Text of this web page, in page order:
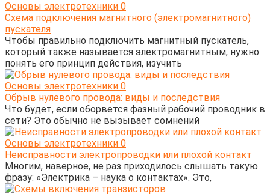
Основы электротехники 0
Схема подключения магнитного (электромагнитного)
пускателя
Чтобы правильно подключить магнитный пускатель,
который также называется электромагнитным, нужно
понять его принцип действия, изучить
Основы электротехники 0
Обрыв нулевого провода: виды и последствия
Что будет, если оборвется фазный рабочий проводник в
сети? Это обычно не вызывает сомнений
Основы электротехники 0
Неисправности электропроводки или плохой контакт
Многим, наверное, не раз приходилось слышать такую
фразу: «Электрика – наука о контактах». Это,